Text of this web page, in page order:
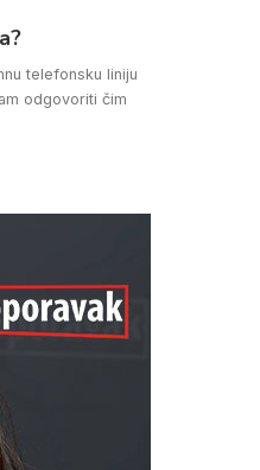
telefonsku liniju
odgovoriti čim